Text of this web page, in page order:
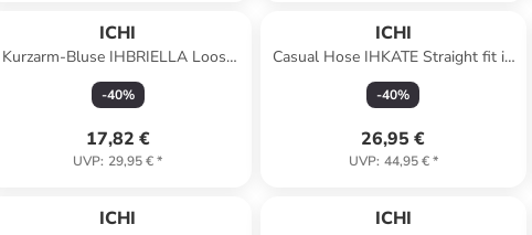
ICHI
Kurzarm-Bluse IHBRIELLA Loose
fit in Bright White
-40%
17,82 €
UVP: 29,95 €*
ICHI
Casual Hose IHKATE Straight fit in
Ether
-40%
26,95 €
UVP: 44,95 €*
ICHI ICHI